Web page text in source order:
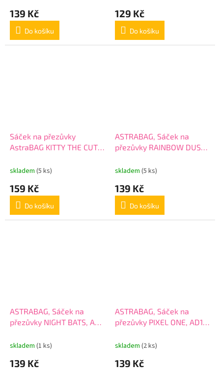
139 Kč
Do košíku
129 Kč
Do košíku
Sáček na přezůvky
AstraBAG KITTY THE CUTE,
skladem (5 ks)
159 Kč
Do košíku
ASTRABAG, Sáček na
přezůvky RAINBOW DUST,
skladem (5 ks)
139 Kč
Do košíku
ASTRABAG, Sáček na
přezůvky NIGHT BATS, AD1,
skladem (1 ks)
139 Kč
ASTRABAG, Sáček na
přezůvky PIXEL ONE, AD1,
skladem (2 ks)
139 Kč